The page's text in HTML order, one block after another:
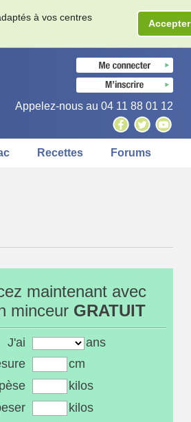
à vos centres
Accepter
Appelez-nous au 04 11 88 01 12
Recettes Forums
maintenant avec
minceur GRATUIT
J'ai
ans
cm
kilos
kilos